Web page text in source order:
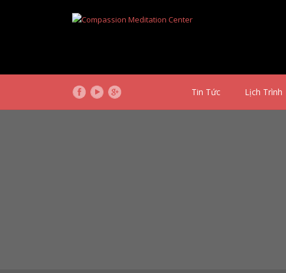
Tin Tức Lịch Trình